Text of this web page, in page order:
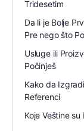
Tridesetim
Da li je Bolje
Pre nego što
Usluge ili
Počinješ
Kako da
Referenci
Koje Veštine